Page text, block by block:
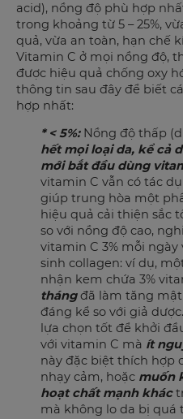
acid), nồng độ phù hợp
trong khoảng từ 5 – 25%,
quả, vừa an toàn, hạn chế
Vitamin C ở mọi nồng độ,
được hiệu quả chống oxy
thông tin sau đây để biết
hợp nhất:
* < 5%: Nồng độ thấp
hết mọi loại da, kể cả
mới bắt đầu dùng
vitamin C vẫn có tác
giúp trung hòa một
hiệu quả cải thiện sắc
so với nồng độ cao,
vitamin C 3% mỗi
sinh collagen: ví dụ,
nhận kem chứa 3%
thángđã làm tăng mật
đáng kể so với giả
lựa chọn tốt để khởi
với vitamin C mà ít
này đặc biệt thích hợp
nhạy cảm, hoặc muốn
hoạt chất mạnh khác
mà không lo da bị quá